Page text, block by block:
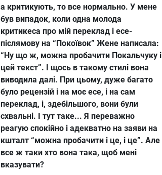
а критикують, то все нормально. У мене
був випадок, коли одна молода
критикеса про мій переклад і есе-
післямову на “Покоївок” Жене написала:
“Ну що ж, можна пробачити Покальчуку і
цей текст”. І щось в такому стилі вона
виводила далі. При цьому, дуже багато
було рецензій і на моє есе, і на сам
переклад, і, здебільшого, вони були
схвальні. І тут таке... Я переважно
реагую спокійно і адекватно на заяви на
кшталт “можна пробачити і це, і це”. Але
все ж таки хто вона така, щоб мені
вказувати?